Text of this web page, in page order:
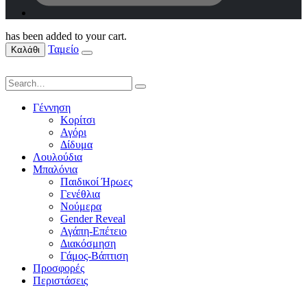
has been added to your cart.
Καλάθι Ταμείο
Γέννηση
Κορίτσι
Αγόρι
Δίδυμα
Λουλούδια
Μπαλόνια
Παιδικοί Ήρωες
Γενέθλια
Νούμερα
Gender Reveal
Αγάπη-Επέτειο
Διακόσμηση
Γάμος-Βάπτιση
Προσφορές
Περιστάσεις